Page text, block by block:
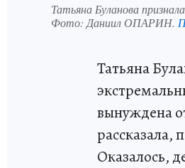
Татьяна Буланова
Фото: Даниил ОПАРИН.
Татьяна
вынуждена
рассказала,
Оказалось,